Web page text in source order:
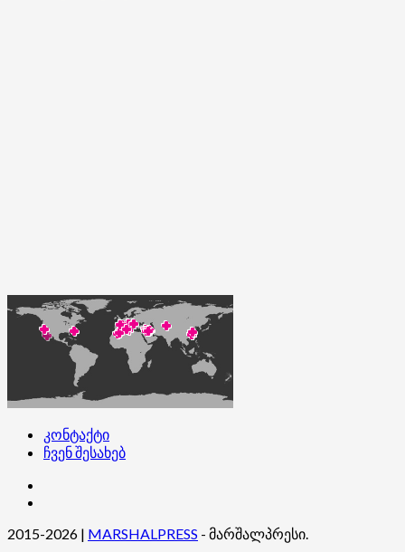
კონტაქტი
ჩვენ შესახებ
2015-2026 | MARSHALPRESS - მარშალპრესი.